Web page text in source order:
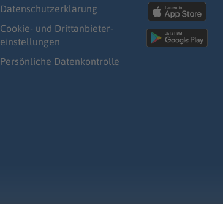
Datenschutz­erklärung
Cookie- und Drittanbieter-
einstellungen
Persönliche Datenkontrolle